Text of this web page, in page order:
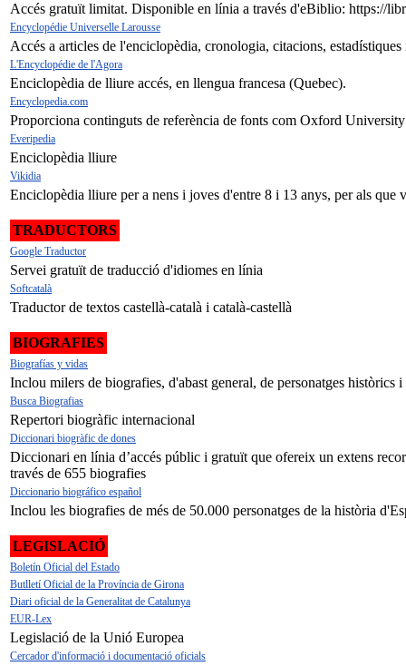
Accés gratuït limitat. Disponible en línia a través d'eBiblio: https://
Encyclopédie Universelle Larousse
Accés a articles de l'enciclopèdia, cronologia, citacions,
L'Encyclopédie de l'Agora
Enciclopèdia de lliure accés, en llengua francesa (Quebec).
Encyclopedia.com
Proporciona continguts de referència de fonts com Oxford
Everipedia
Enciclopèdia lliure
Vikidia
Enciclopèdia lliure per a nens i joves d'entre 8 i 13 anys, per als que
TRADUCTORS
Google Traductor
Servei gratuït de traducció d'idiomes en línia
Softcatalà
Traductor de textos castellà-català i català-castellà
BIOGRAFIES
Biografías y vidas
Inclou milers de biografies, d'abast general, de personatges històrics i
Busca Biografias
Repertori biogràfic internacional
Diccionari biogràfic de dones
Diccionari en línia d’accés públic i gratuït que ofereix un extens
través de 655 biografies
Diccionario biográfico español
Inclou les biografies de més de 50.000 personatges de la història
LEGISLACIÓ
Boletín Oficial del Estado
Butlletí Oficial de la Província de Girona
Diari oficial de la Generalitat de Catalunya
EUR-Lex
Legislació de la Unió Europea
Cercador d'informació i documentació oficials